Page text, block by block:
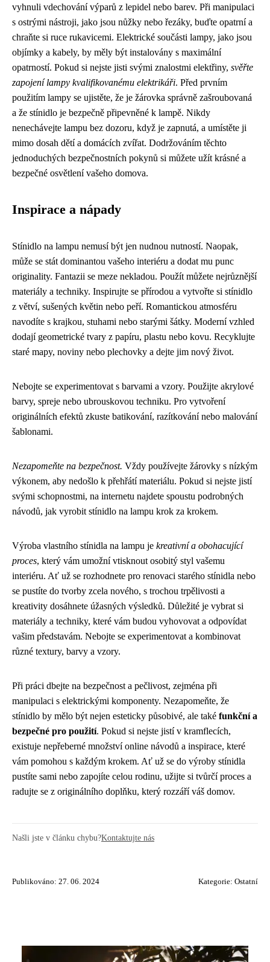
vyhnuli vdechování výparů z lepidel nebo barev. Při manipulaci
s ostrými nástroji, jako jsou nůžky nebo řezáky, buďte opatrní a
chraňte si ruce rukavicemi. Elektrické součásti lampy, jako jsou
objímky a kabely, by měly být instalovány s maximální
opatrností. Pokud si nejste jisti svými znalostmi elektřiny, svěřte
zapojení lampy kvalifikovanému elektrikáři. Před prvním
použitím lampy se ujistěte, že je žárovka správně zašroubovaná
a že stínidlo je bezpečně připevněné k lampě. Nikdy
nenechávejte lampu bez dozoru, když je zapnutá, a umístěte ji
mimo dosah dětí a domácích zvířat. Dodržováním těchto
jednoduchých bezpečnostních pokynů si můžete užít krásné a
bezpečné osvětlení vašeho domova.
Inspirace a nápady
Stínidlo na lampu nemusí být jen nudnou nutností. Naopak,
může se stát dominantou vašeho interiéru a dodat mu punc
originality. Fantazii se meze nekladou. Použít můžete nejrůznější
materiály a techniky. Inspirujte se přírodou a vytvořte si stínidlo
z větví, sušených květin nebo peří. Romantickou atmosféru
navodíte s krajkou, stuhami nebo starými šátky. Moderní vzhled
dodají geometrické tvary z papíru, plastu nebo kovu. Recyklujte
staré mapy, noviny nebo plechovky a dejte jim nový život.
Nebojte se experimentovat s barvami a vzory. Použijte akrylové
barvy, spreje nebo ubrouskovou techniku. Pro vytvoření
originálních efektů zkuste batikování, razítkování nebo malování
šablonami.
Nezapomeňte na bezpečnost. Vždy používejte žárovky s nízkým
výkonem, aby nedošlo k přehřátí materiálu. Pokud si nejste jistí
svými schopnostmi, na internetu najdete spoustu podrobných
návodů, jak vyrobit stínidlo na lampu krok za krokem.
Výroba vlastního stínidla na lampu je kreativní a obohacující
proces, který vám umožní vtisknout osobitý styl vašemu
interiéru. Ať už se rozhodnete pro renovaci starého stínidla nebo
se pustíte do tvorby zcela nového, s trochou trpělivosti a
kreativity dosáhnete úžasných výsledků. Důležité je vybrat si
materiály a techniky, které vám budou vyhovovat a odpovídat
vašim představám. Nebojte se experimentovat a kombinovat
různé textury, barvy a vzory.
Při práci dbejte na bezpečnost a pečlivost, zejména při
manipulaci s elektrickými komponenty. Nezapomeňte, že
stínidlo by mělo být nejen esteticky působivé, ale také funkční a
bezpečné pro použití. Pokud si nejste jistí v kramflecích,
existuje nepřeberné množství online návodů a inspirace, které
vám pomohou s každým krokem. Ať už se do výroby stínidla
pustíte sami nebo zapojíte celou rodinu, užijte si tvůrčí proces a
radujte se z originálního doplňku, který rozzáří váš domov.
Našli jste v článku chybu?Kontaktujte nás
Publikováno: 27. 06. 2024 Kategorie: Ostatní